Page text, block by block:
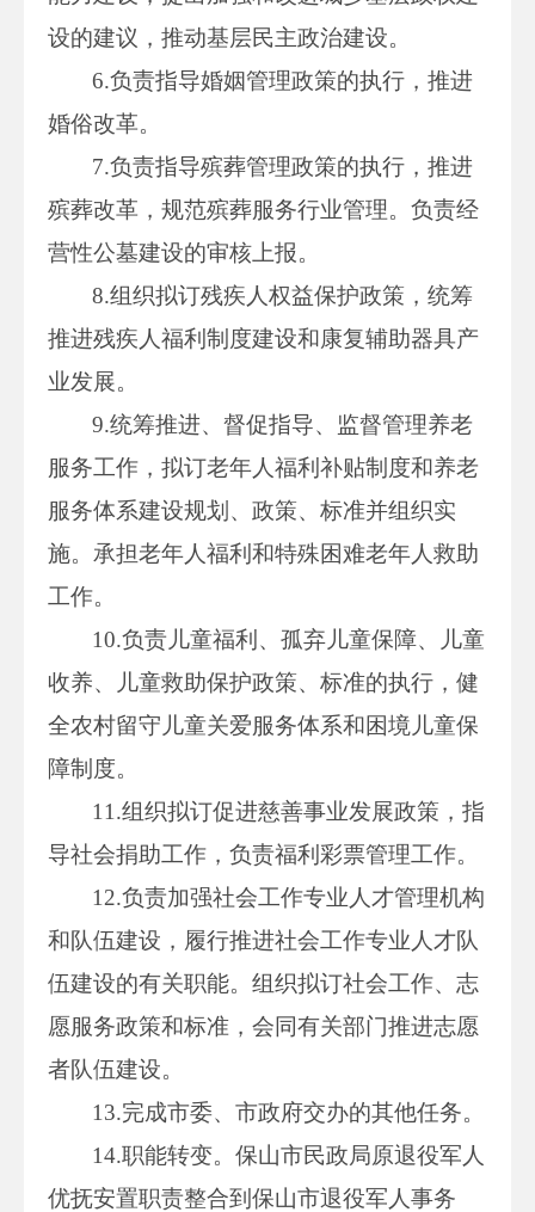
设的建议，推动基层民主政治建设。
6.负责指导婚姻管理政策的执行，推进
婚俗改革。
7.负责指导殡葬管理政策的执行，推进
殡葬改革，规范殡葬服务行业管理。负责经
营性公墓建设的审核上报。
8.组织拟订残疾人权益保护政策，统筹
推进残疾人福利制度建设和康复辅助器具产
业发展。
9.统筹推进、督促指导、监督管理养老
服务工作，拟订老年人福利补贴制度和养老
服务体系建设规划、政策、标准并组织实
施。承担老年人福利和特殊困难老年人救助
工作。
10.负责儿童福利、孤弃儿童保障、儿童
收养、儿童救助保护政策、标准的执行，健
全农村留守儿童关爱服务体系和困境儿童保
障制度。
11.组织拟订促进慈善事业发展政策，指
导社会捐助工作，负责福利彩票管理工作。
12.负责加强社会工作专业人才管理机构
和队伍建设，履行推进社会工作专业人才队
伍建设的有关职能。组织拟订社会工作、志
愿服务政策和标准，会同有关部门推进志愿
者队伍建设。
13.完成市委、市政府交办的其他任务。
14.职能转变。保山市民政局原退役军人
优抚安置职责整合到保山市退役军人事务